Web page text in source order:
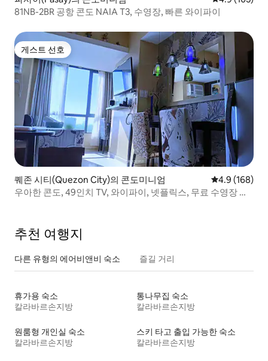
81NB-2BR 공항 콘도 NAIA T3, 수영장, 빠른 와이파이
게스트 선호
게스트 선호
퀘존 시티(Quezon City)의 콘도미니엄 평점 4.9점(5
4.9 (168)
우아한 콘도, 49인치 TV, 와이파이, 넷플릭스, 무료 수영장 이
추천 여행지
다른 유형의 에어비앤비 숙소 즐길 거리
휴가용 숙소
칼라바르손지방
통나무집 숙소
칼라바르손지방
원룸형 개인실 숙소
칼라바르손지방
스키 타고 출입 가능한 숙소
칼라바르손지방